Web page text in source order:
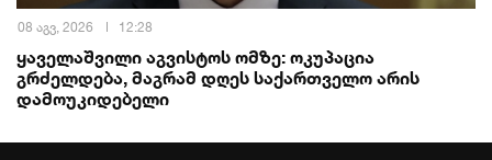
08 აგვ, 2026 12:28
ყაველაშვილი აგვისტოს ომზე: ოკუპაცია
გრძელდება, მაგრამ დღეს საქართველო არის
დამოუკიდებელი